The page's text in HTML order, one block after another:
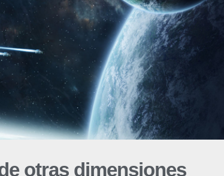
otras dimensiones